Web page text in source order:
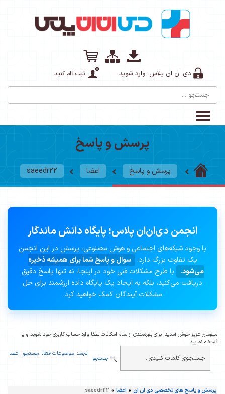
دی ان ان پلاس، وارد شوید ثبت نام کنید
پرسش و پاسخ
پرسش و پاسخ اعضا saeedr22
انجمن دی‌ان‌ان پلاس؛ پایگاه دانش ماندگار
با وجود شبکه‌های اجتماعی و هوش مصنوعی، پرسش در این انجمن
یک تفاوت بزرگ دارد: سوال و پاسخ شما برای همیشه ذخیره
می‌شود.
با طرح مشکلات فنی خود در اینجا، نه تنها پاسخ دقیق
دریافت می‌کنید، بلکه به ایجاد یک پایگاه داده ارزشمند برای حل
مشکلات آیندگان کمک خواهید کرد.
میهمان عزیز خوش آمدید! برای بهره‌مندی از تمام امکانات لطفا وارد حساب کاربری خود شوید و یا
ثبت‌نام نمایید
انجمن موضوعات فعال جستجو اعضا
جستجو
پرسش و پاسخ های تخصصی دی ان ان » اعضا »
saeedr22